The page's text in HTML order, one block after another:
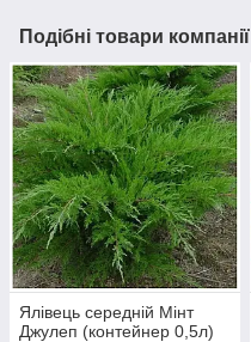
Подібні товари компанії
Ялівець середній Мінт
Джулеп (контейнер 0,5л)